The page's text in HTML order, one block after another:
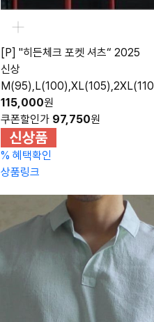
[P] "히든체크 포켓 셔츠“ 2025
신상
115,000원
쿠폰할인가 97,750원
% 혜택확인
상품링크